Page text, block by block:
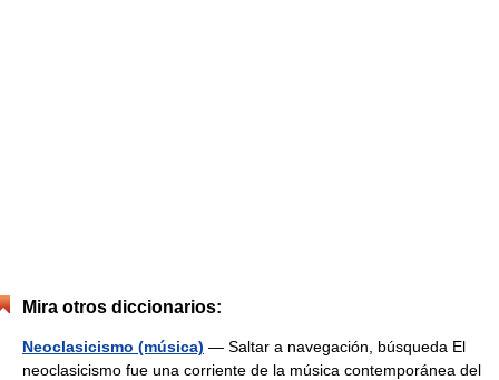
Mira otros diccionarios:
Neoclasicismo (música) — Saltar a navegación, búsqueda El
neoclasicismo fue una corriente de la música contemporánea del